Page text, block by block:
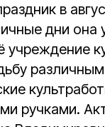
в
дни она
учреждение
ручками.